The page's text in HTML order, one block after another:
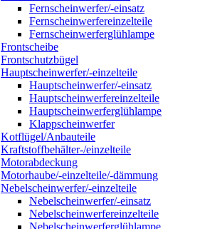
Fernscheinwerfer/-einsatz
Fernscheinwerfereinzelteile
Fernscheinwerferglühlampe
Frontscheibe
Frontschutzbügel
Hauptscheinwerfer/-einzelteile
Hauptscheinwerfer/-einsatz
Hauptscheinwerfereinzelteile
Hauptscheinwerferglühlampe
Klappscheinwerfer
Kotflügel/Anbauteile
Kraftstoffbehälter-/einzelteile
Motorabdeckung
Motorhaube/-einzelteile/-dämmung
Nebelscheinwerfer/-einzelteile
Nebelscheinwerfer/-einsatz
Nebelscheinwerfereinzelteile
Nebelscheinwerferglühlampe